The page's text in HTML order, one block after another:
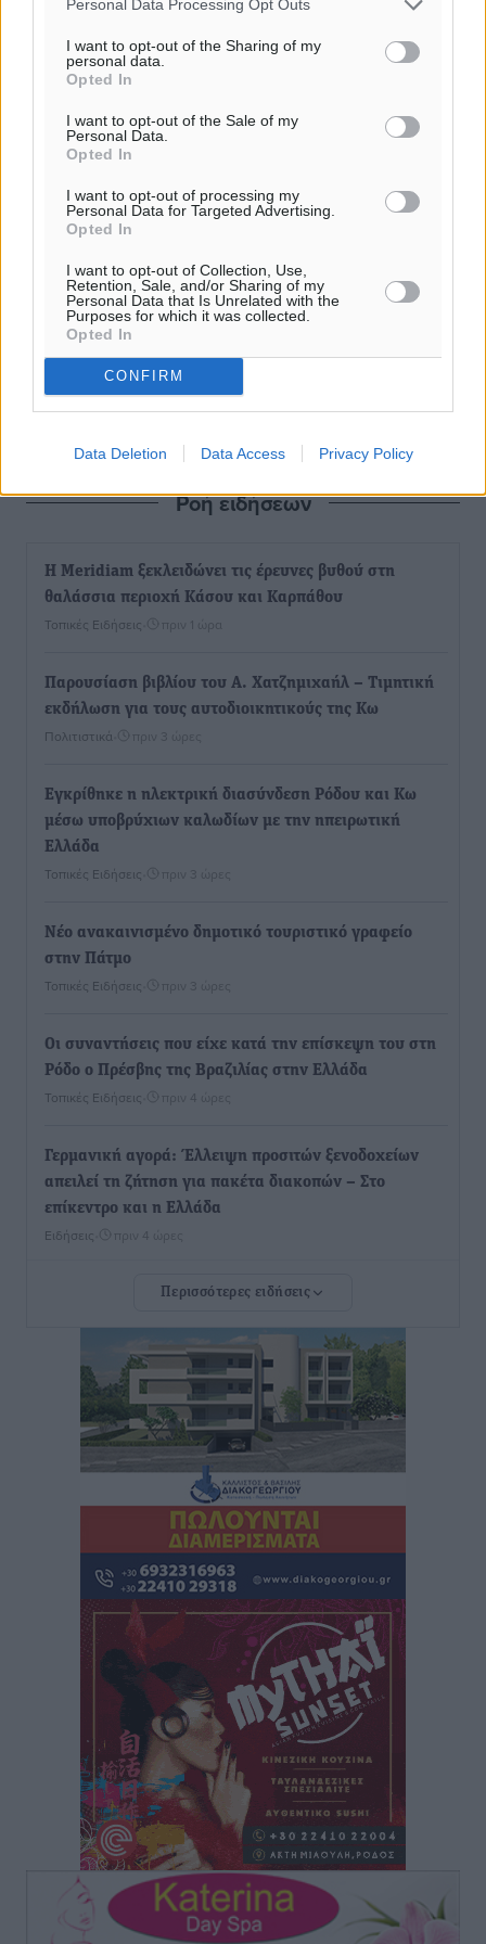
Personal Data Processing Opt Outs
I want to opt-out of the Sharing of my
personal data.
Opted In
I want to opt-out of the Sale of my
Personal Data.
Opted In
I want to opt-out of processing my
Personal Data for Targeted Advertising.
Opted In
I want to opt-out of Collection, Use,
Retention, Sale, and/or Sharing of my
Personal Data that Is Unrelated with the
Purposes for which it was collected.
Opted In
CONFIRM
Data Deletion Data Access Privacy Policy
Ροή ειδήσεων
Η Meridiam ξεκλειδώνει τις έρευνες βυθού στη
θαλάσσια περιοχή Κάσου και Καρπάθου
Τοπικές Ειδήσεις πριν 1 ώρα
Παρουσίαση βιβλίου του Α. Χατζημιχαήλ – Τιμητική
εκδήλωση για τους αυτοδιοικητικούς της Κω
Πολιτιστικά πριν 3 ώρες
Εγκρίθηκε η ηλεκτρική διασύνδεση Ρόδου και Κω
μέσω υποβρύχιων καλωδίων με την ηπειρωτική
Ελλάδα
Τοπικές Ειδήσεις πριν 3 ώρες
Νέο ανακαινισμένο δημοτικό τουριστικό γραφείο
στην Πάτμο
Τοπικές Ειδήσεις πριν 3 ώρες
Οι συναντήσεις που είχε κατά την επίσκεψη του στη
Ρόδο ο Πρέσβης της Βραζιλίας στην Ελλάδα
Τοπικές Ειδήσεις πριν 4 ώρες
Γερμανική αγορά: Έλλειψη προσιτών ξενοδοχείων
απειλεί τη ζήτηση για πακέτα διακοπών – Στο
επίκεντρο και η Ελλάδα
Ειδήσεις πριν 4 ώρες
Νέο ξενοδοχείο στη Ρόδο για την H Hotels –
Τοπικές Ειδήσεις• πριν 5 ώρες
Αυτοκίνητο μπήκε παράνομα σε μονόδρομο στο
Μαστιχάρι – Αναποδογύρισε όχημα με μητέρα και
Τοπικές Ειδήσεις• πριν 5 ώρες
“Η Ευρώπη αντιμετώπιζε το προσφυγικό σαν ταινία
τρόμου” – Η συγκλονιστική μαρτυρία της Χαρούλας
Γιασιράνη στον RV για τα γεγονότα που οδήγησαν στο
Σύμφωνο της Λέρου
Τοπικές Ειδήσεις • πριν 5 ώρες
Συναυλία με τον Γιάννη Κότσιρα στις 21 Αυγούστου
Πολιτιστικά• πριν 5 ώρες
Έκτακτη συνεδρίαση της Δημοτικής Επιτροπής Ρόδου
αύριο Παρασκευή 7 Αυγούστου
Τοπικές Ειδήσεις• πριν 5 ώρες
ΑΕΡΑ: Δεν σταματάει να ενισχύεται, νέο απόκτημα ο
Περισσότερες ειδήσεις